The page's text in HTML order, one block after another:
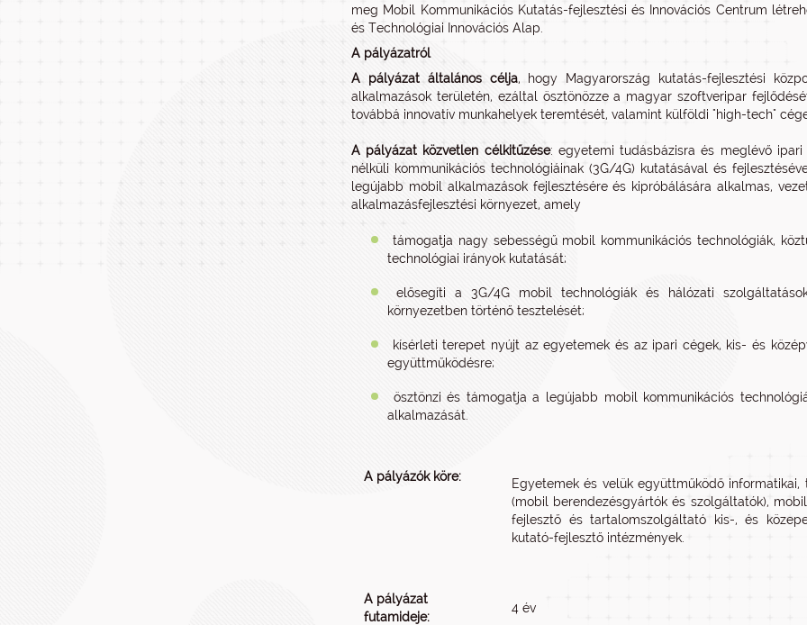
meg Mobil Kommunikációs Kutatás-fejlesztési és Innovációs Centrum
és Technológiai Innovációs Alap.
A pályázatról
A pályázat általános célja, hogy Magyarország kutatás-fejlesztési
alkalmazások területén, ezáltal ösztönözze a magyar szoftveripar
továbbá innovatív munkahelyek teremtését, valamint külföldi "high-tech"
A pályázat közvetlen célkitűzése: egyetemi tudásbázisra és meglévő
nélküli kommunikációs technológiáinak (3G/4G) kutatásával és
legújabb mobil alkalmazások fejlesztésére és kipróbálására alkalmas,
alkalmazásfejlesztési környezet, amely
támogatja nagy sebességű mobil kommunikációs technológiák,
technológiai irányok kutatását;
elősegíti a 3G/4G mobil technológiák és hálózati
környezetben történő tesztelését;
kísérleti terepet nyújt az egyetemek és az ipari cégek, kis- és
együttműködésre;
ösztönzi és támogatja a legújabb mobil kommunikációs
alkalmazását.
A pályázók köre:
Egyetemek és velük együttműködő informatikai,
(mobil berendezésgyártók és szolgáltatók),
fejlesztő és tartalomszolgáltató kis-, és
kutató-fejlesztő intézmények.
A pályázat
futamideje:
4 év